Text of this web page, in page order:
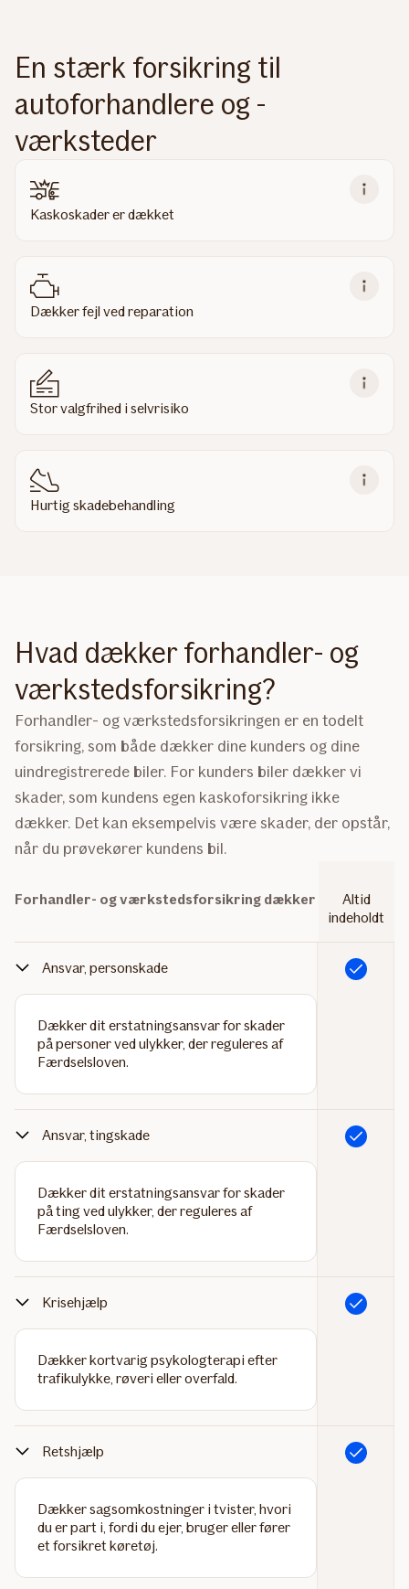
En stærk forsikring til
autoforhandlere og -
værksteder
Kaskoskader er dækket
Dækker fejl ved reparation
Stor valgfrihed i selvrisiko
Hurtig skadebehandling
Hvad dækker forhandler- og
værkstedsforsikring?
Forhandler- og værkstedsforsikringen er en todelt
forsikring, som både dækker dine kunders og dine
uindregistrerede biler. For kunders biler dækker vi
skader, som kundens egen kaskoforsikring ikke
dækker. Det kan eksempelvis være skader, der opstår,
når du prøvekører kundens bil.
Forhandler- og værkstedsforsikring dækker
Altid
indeholdt
Ansvar, personskade
Dækker dit erstatningsansvar for skader
på personer ved ulykker, der reguleres af
Færdselsloven.
Inkluderet
Ansvar, tingskade
Dækker dit erstatningsansvar for skader
på ting ved ulykker, der reguleres af
Færdselsloven.
Inkluderet
Krisehjælp
Dækker kortvarig psykologterapi efter
trafikulykke, røveri eller overfald.
Inkluderet
Retshjælp
Dækker sagsomkostninger i tvister, hvori
du er part i, fordi du ejer, bruger eller fører
et forsikret køretøj.
Inkluderet